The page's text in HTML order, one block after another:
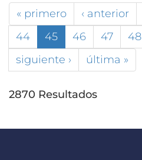
« primero ‹ anterior
44
45 46 47 48
siguiente ›
última »
2870 Resultados